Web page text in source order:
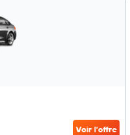
Voir l’offre